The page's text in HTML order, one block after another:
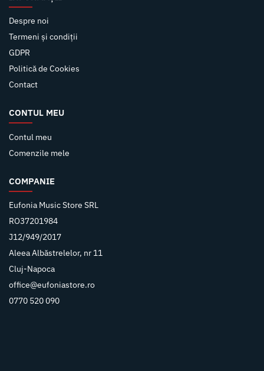
Despre noi
Termeni și condiții
GDPR
Politică de Cookies
Contact
CONTUL MEU
Contul meu
Comenzile mele
COMPANIE
Eufonia Music Store SRL
RO37201984
J12/949/2017
Aleea Albăstrelelor, nr 11
Cluj-Napoca
office@eufoniastore.ro
0770 520 090